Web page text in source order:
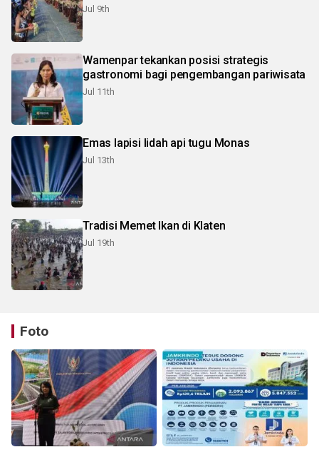
Jul 9th
Wamenpar tekankan posisi strategis
gastronomi bagi pengembangan pariwisata
Jul 11th
Emas lapisi lidah api tugu Monas
Jul 13th
Tradisi Memet Ikan di Klaten
Jul 19th
Foto